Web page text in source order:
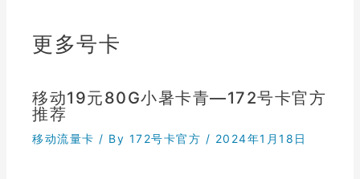
更多号卡
移动19元80G小暑卡青—172号卡官方
推荐
移动流量卡 / By 172号卡官方 / 2024年1月18日